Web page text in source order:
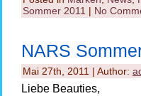
Sommer 2011 | No
NARS
Mai 27th, 2011 | Author:
Liebe Beauties,